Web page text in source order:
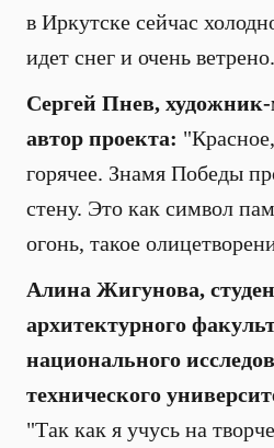
в Иркутске сейчас
идет снег и очень ветрено.
Сергей Пнев,
автор проекта: "К
горячее. Знамя Победы
стену. Это как символ
огонь, такое
Алина Жигунова,
архитектурного
национального
технического
"Так как я учусь на